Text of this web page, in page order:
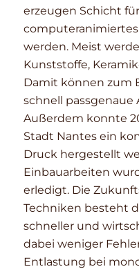
erzeugen Schicht
computeranimiertes
werden. Meist
Kunststoffe,
Damit können zum
schnell passgenaue
Außerdem konnte
Stadt Nantes ein
Druck hergestellt
Einbauarbeiten
erledigt. Die
Techniken besteht
schneller und
dabei weniger
Entlastung bei